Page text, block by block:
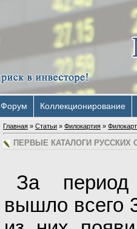
Форум Коллекционирование
Главная » Статьи » Филокартия »
ПЕРВЫЕ КАТАЛОГИ РУССКИХ
За период
вышло всего